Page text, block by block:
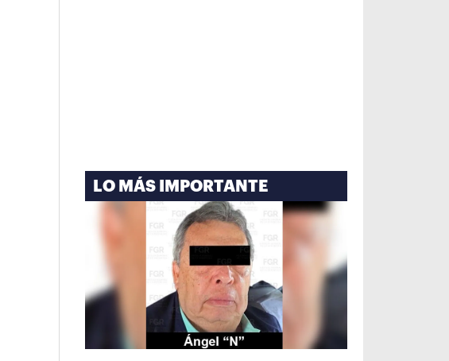
LO MÁS IMPORTANTE